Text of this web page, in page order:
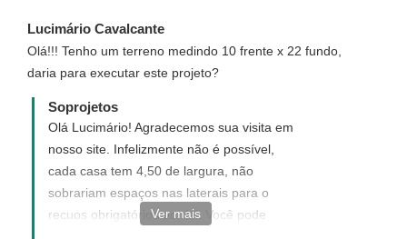
Lucimário Cavalcante
Olá!!! Tenho um terreno medindo 10 frente x 22 fundo,
daria para executar este projeto?
Soprojetos
Olá Lucimário! Agradecemos sua visita em
nosso site. Infelizmente não é possível,
cada casa tem 4,50 de largura, não
sobrariam espaços nas laterais para o
recuos obrigatórios por lei. Você pode
Ver mais